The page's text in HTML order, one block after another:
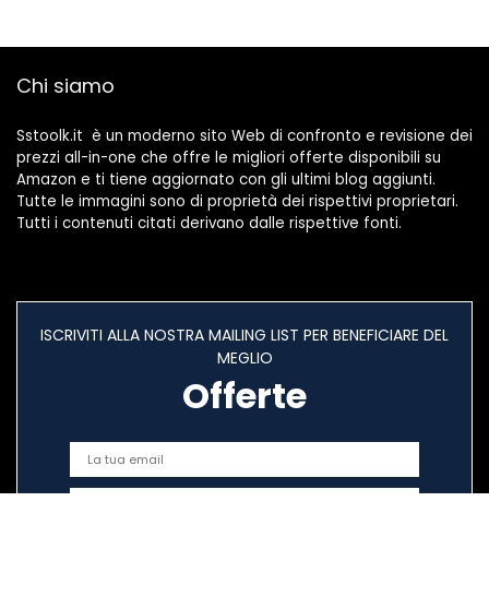
Chi siamo
Sstoolk.it è un moderno sito Web di confronto e revisione dei
prezzi all-in-one che offre le migliori offerte disponibili su
Amazon e ti tiene aggiornato con gli ultimi blog aggiunti.
Tutte le immagini sono di proprietà dei rispettivi proprietari.
Tutti i contenuti citati derivano dalle rispettive fonti.
ISCRIVITI ALLA NOSTRA MAILING LIST PER BENEFICIARE DEL
MEGLIO
Offerte